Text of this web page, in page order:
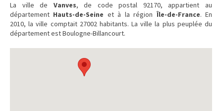
La ville de Vanves, de code postal 92170, appartient au
département Hauts-de-Seine et à la région Île-de-France. En
2010, la ville comptait 27002 habitants. La ville la plus peuplée du
département est Boulogne-Billancourt.